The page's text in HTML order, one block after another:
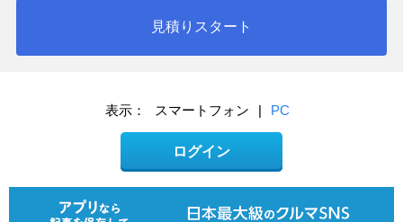
見積りスタート
表示： スマートフォン | PC
ログイン